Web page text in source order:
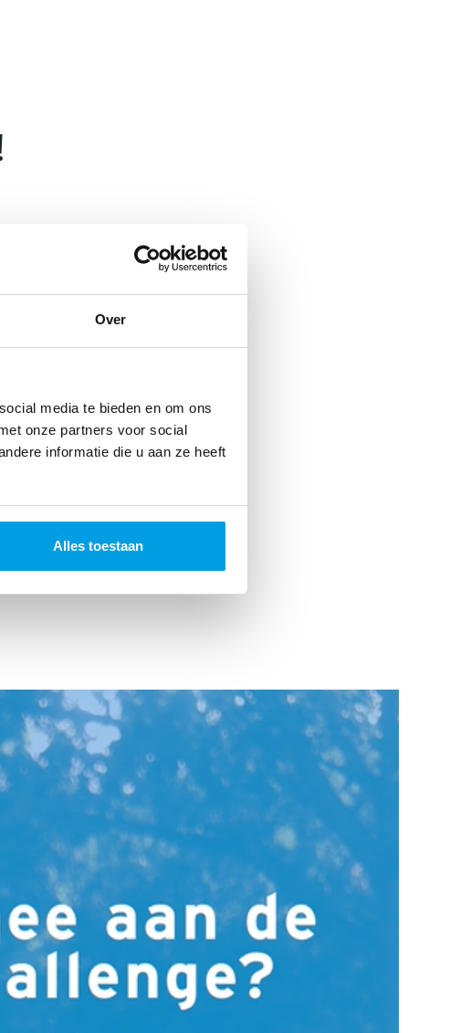
Over
media te bieden en om ons
onze partners voor social
informatie die u aan ze heeft
Alles toestaan